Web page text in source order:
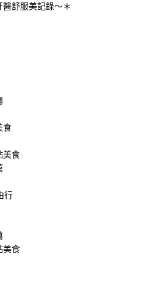
醫舒服美記錄～＊
食
美食
行
美食